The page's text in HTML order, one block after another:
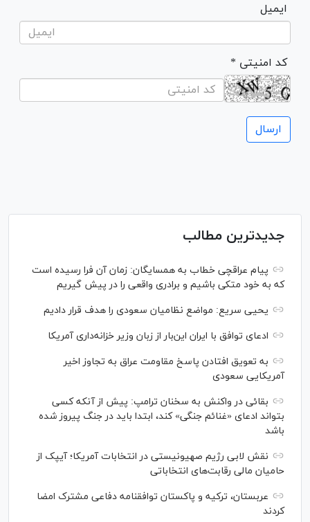
ایمیل
* کد امنیتی
جدیدترین مطالب
پیام عراقچی خطاب به همسایگان: زمان آن فرا رسیده است
که به خود متکی باشیم و برادری واقعی را در پیش گیریم
یحیی سریع: مواضع نظامیان سعودی را هدف قرار دادیم
ادعای توافق با ایران این‌بار از زبان وزیر خزانه‌داری آمریکا
به تعویق افتادن پاسخ مقاومت عراق به تجاوز اخیر
آمریکایی سعودی
بقائی در واکنش به سخنان ترامپ: پیش از آنکه کسی
بتواند ادعای «غنائم جنگی» کند، ابتدا باید در جنگ پیروز شده
باشد
نقش لابی رژیم صهیونیستی در انتخابات آمریکا؛ آیپک از
حامیان مالی رقابت‌های انتخاباتی
عربستان، ترکیه و پاکستان توافقنامه دفاعی مشترک امضا
کردند